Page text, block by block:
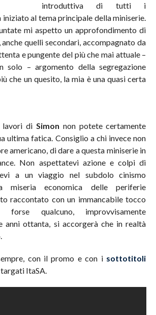
introduttiva di tutti i
iniziato al tema principale della miniserie.
mi aspetto un approfondimento di
quelli secondari, accompagnato da
e pungente del più che mai attuale –
solo – argomento della segregazione
che un quesito, la mia è una quasi certa
lavori di Simon non potete certamente
ultima fatica. Consiglio a chi invece non
americano, di dare a questa miniserie in
Non aspettatevi azione e colpi di
a un viaggio nel subdolo cinismo
miseria economica delle periferie
raccontato con un immancabile tocco
forse qualcuno, improvvisamente
anni ottanta, si accorgerà che in realtà
con il promo e con i sottotitoli
ItaSA.